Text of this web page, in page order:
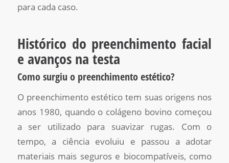
para cada caso.
Histórico do preenchimento facial
e avanços na testa
Como surgiu o preenchimento estético?
O preenchimento estético tem suas origens nos
anos 1980, quando o colágeno bovino começou
a ser utilizado para suavizar rugas. Com o
tempo, a ciência evoluiu e passou a adotar
materiais mais seguros e biocompatíveis, como